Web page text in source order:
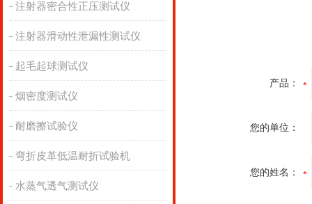
注射器密合性正压测试仪
注射器滑动性泄漏性测试仪
起毛起球测试仪
烟密度测试仪
耐磨擦试验仪
弯折皮革低温耐折试验机
水蒸气透气测试仪
产品：
您的单位：
您的姓名：